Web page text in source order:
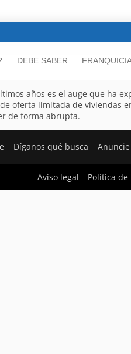
DEBE SABER
años es el auge que ha
oferta limitada de viviendas
de forma abrupta.
Díganos qué busca
Aviso legal Política de